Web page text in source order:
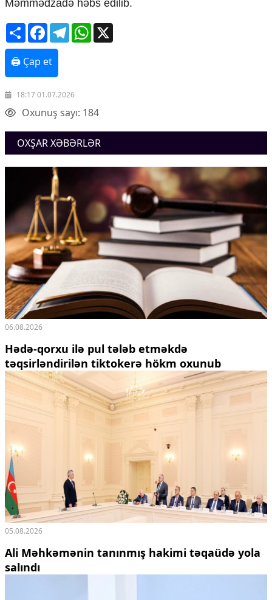
Məmmədzadə həbs edilib.
ShareFacebookTelegramWhatsApp
🖨 Çap et
18:17 01.07.2026
Oxunuş sayı: 184
OXŞAR XƏBƏRLƏR
06.08.2026
Hədə-qorxu ilə pul tələb etməkdə
təqsirləndirilən tiktokerə hökm oxunub
05.08.2026
Ali Məhkəmənin tanınmış hakimi təqaüdə yola
salındı